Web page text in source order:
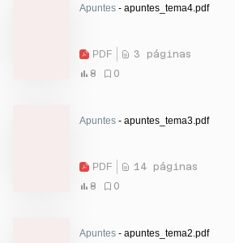
Apuntes - apuntes_tema4.pdf
PDF
3 páginas
8
0
Apuntes - apuntes_tema3.pdf
PDF
14 páginas
8
0
Apuntes - apuntes_tema2.pdf